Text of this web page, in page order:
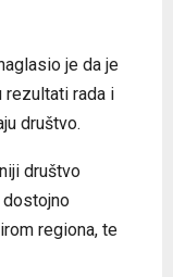
je da je
rezultati rada i
društvo.
društvo
dostojno
regiona, te